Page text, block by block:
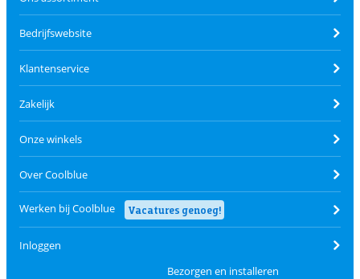
Bedrijfswebsite
Klantenservice
Zakelijk
Onze winkels
Over Coolblue
Werken bij Coolblue Vacatures genoeg!
Inloggen
Bezorgen en installeren